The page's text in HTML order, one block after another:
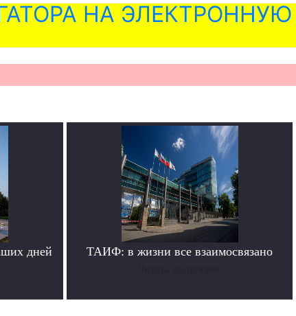
НА ЭЛЕКТРОННУЮ
дней ТАИФ: в жизни все взаимосвязано